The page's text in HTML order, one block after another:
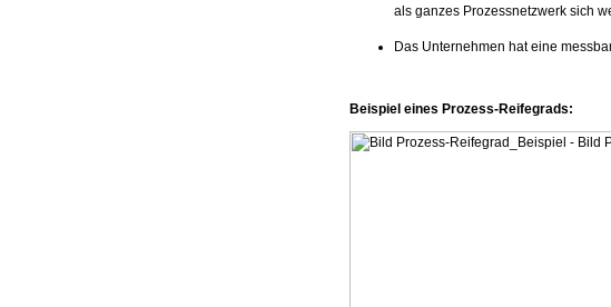
als ganzes Prozessnetzwerk sich
Das Unternehmen hat eine
Beispiel eines Prozess-Reifegrads: